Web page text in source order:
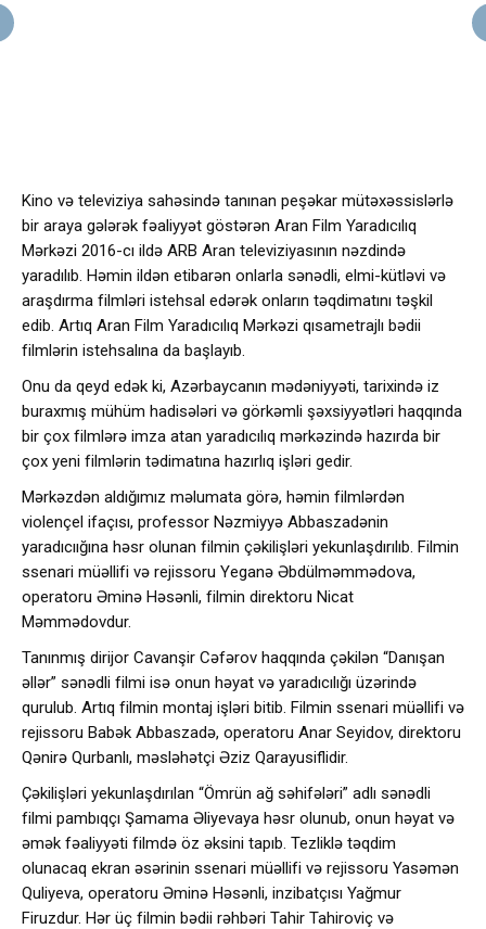
Kino və televiziya sahəsində tanınan peşəkar mütəxəssislərlə
bir araya gələrək fəaliyyət göstərən Aran Film Yaradıcılıq
Mərkəzi 2016-cı ildə ARB Aran televiziyasının nəzdində
yaradılıb. Həmin ildən etibarən onlarla sənədli, elmi-kütləvi və
araşdırma filmləri istehsal edərək onların təqdimatını təşkil
edib. Artıq Aran Film Yaradıcılıq Mərkəzi qısametrajlı bədii
filmlərin istehsalına da başlayıb.
Onu da qeyd edək ki, Azərbaycanın mədəniyyəti, tarixində iz
buraxmış mühüm hadisələri və görkəmli şəxsiyyətləri haqqında
bir çox filmlərə imza atan yaradıcılıq mərkəzində hazırda bir
çox yeni filmlərin tədimatına hazırlıq işləri gedir.
Mərkəzdən aldığımız məlumata görə, həmin filmlərdən
violençel ifaçısı, professor Nəzmiyyə Abbaszadənin
yaradıcıığına həsr olunan filmin çəkilişləri yekunlaşdırılıb. Filmin
ssenari müəllifi və rejissoru Yeganə Əbdülməmmədova,
operatoru Əminə Həsənli, filmin direktoru Nicat
Məmmədovdur.
Tanınmış dirijor Cavanşir Cəfərov haqqında çəkilən “Danışan
əllər” sənədli filmi isə onun həyat və yaradıcılığı üzərində
qurulub. Artıq filmin montaj işləri bitib. Filmin ssenari müəllifi və
rejissoru Babək Abbaszadə, operatoru Anar Seyidov, direktoru
Qənirə Qurbanlı, məsləhətçi Əziz Qarayusiflidir.
Çəkilişləri yekunlaşdırılan “Ömrün ağ səhifələri” adlı sənədli
filmi pambıqçı Şamama Əliyevaya həsr olunub, onun həyat və
əmək fəaliyyəti filmdə öz əksini tapıb. Tezliklə təqdim
olunacaq ekran əsərinin ssenari müəllifi və rejissoru Yasəmən
Quliyeva, operatoru Əminə Həsənli, inzibatçısı Yağmur
Firuzdur. Hər üç filmin bədii rəhbəri Tahir Tahiroviç və